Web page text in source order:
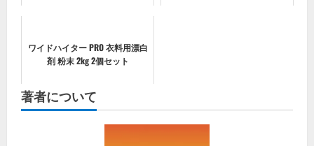
ワイドハイター PRO 衣料用漂白
剤 粉末 2kg 2個セット
著者について